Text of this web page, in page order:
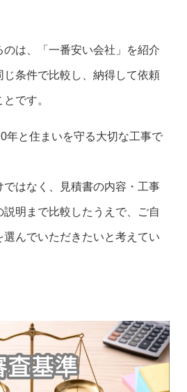
は、「一番安い会社」を紹介
条件で比較し、納得して依頼
です。
年と住まいを守る大切な工事で
ではなく、見積書の内容・工事
明まで比較したうえで、ご自
んでいただきたいと考えてい